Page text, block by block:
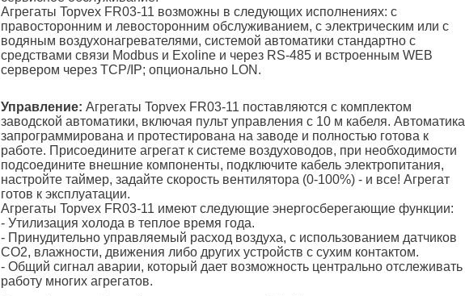
Агрегаты Topvex FR03-11 возможны в следующих исполнениях: с
правосторонним и левосторонним обслуживанием, с электрическим или с
водяным воздухонагревателями, системой автоматики стандартно с
средствами связи Modbus и Exoline и через RS-485 и встроенным WEB
сервером через TCP/IP; опционально LON.
Управление: Агрегаты Topvex FR03-11 поставляются с комплектом
заводской автоматики, включая пульт управления с 10 м кабеля. Автоматика
запрограммирована и протестирована на заводе и полностью готова к
работе. Присоедините агрегат к системе воздуховодов, при необходимости
подсоедините внешние компоненты, подключите кабель электропитания,
настройте таймер, задайте скорость вентилятора (0-100%) - и все! Агрегат
готов к эксплуатации.
Агрегаты Topvex FR03-11 имеют следующие энергосберегающие функции:
- Утилизация холода в теплое время года.
- Принудительно управляемый расход воздуха, с использованием датчиков
CO2, влажности, движения либо других устройств с сухим контактом.
- Общий сигнал аварии, который дает возможность центрально отслеживать
работу многих агрегатов.